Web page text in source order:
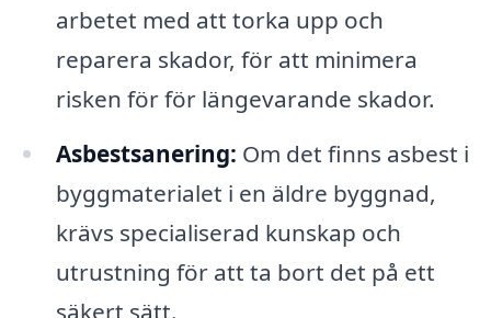
arbetet med att torka upp och
reparera skador, för att minimera
risken för för längevarande skador.
Asbestsanering: Om det finns asbest i
byggmaterialet i en äldre byggnad,
krävs specialiserad kunskap och
utrustning för att ta bort det på ett
säkert sätt.